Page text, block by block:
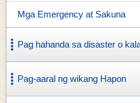
Mga Emergency at Sakuna
Pag hahanda sa disaster o
Pag-aaral ng wikang Hapon